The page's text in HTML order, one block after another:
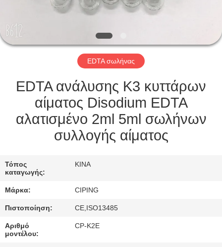
ΈΛΕΓΧΟΣ
ΜΑΣ
ΕΛΆΤΕ
ΕΠΑΦΉ
ΖΗΤΉΣΤΕ
ΑΠΌΣΠΑΣΜΑ
SITEMAP
PRIVACY
EDTA σωλήνας
EDTA ανάλυσης K3 κυττάρων
αίματος Disodium EDTA
αλατισμένο 2ml 5ml σωλήνων
συλλογής αίματος
Τόπος
καταγωγής:
ΚΙΝΑ
Μάρκα: CIPING
Πιστοποίηση: CE,ISO13485
Αριθμό
μοντέλου:
CP-K2E